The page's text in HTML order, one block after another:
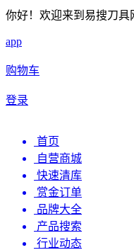
你好！欢迎来到易搜刀具
app
购物车
登录
首页
自营商城
快速清库
赏金订单
品牌大全
产品搜索
行业动态